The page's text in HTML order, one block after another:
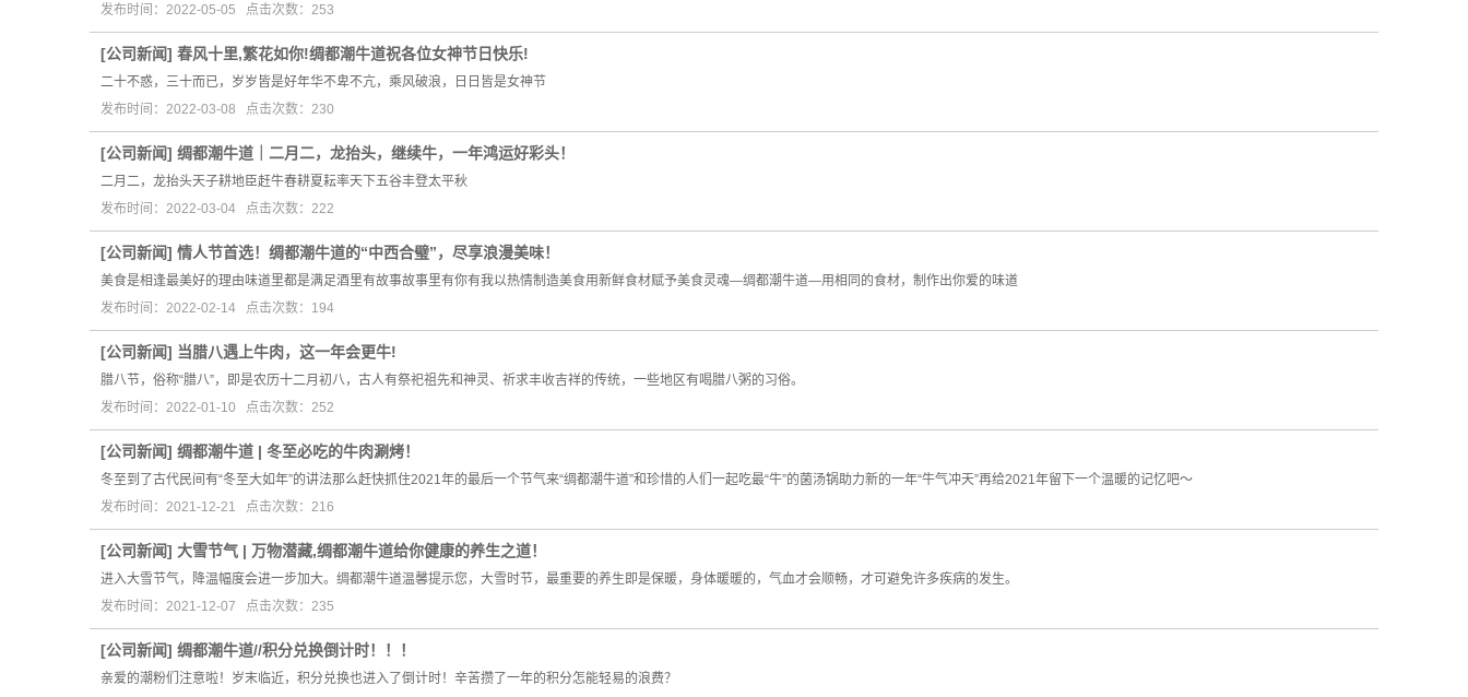
发布时间：2022-05-05 点击次数：253
[公司新闻] 春风十里,繁花如你!绸都潮牛道祝各位女神节日快乐!
二十不惑，三十而已，岁岁皆是好年华不卑不亢，乘风破浪，日日皆是女神节
发布时间：2022-03-08 点击次数：230
[公司新闻] 绸都潮牛道｜二月二，龙抬头，继续牛，一年鸿运好彩头！
二月二，龙抬头天子耕地臣赶牛春耕夏耘率天下五谷丰登太平秋
发布时间：2022-03-04 点击次数：222
[公司新闻] 情人节首选！绸都潮牛道的“中西合璧”，尽享浪漫美味！
美食是相逢最美好的理由味道里都是满足酒里有故事故事里有你有我以热情制造美食用新鲜食材赋予美食灵魂—绸都潮牛道—用相同的食材，制作出你爱的味道
发布时间：2022-02-14 点击次数：194
[公司新闻] 当腊八遇上牛肉，这一年会更牛!
腊八节，俗称“腊八”，即是农历十二月初八，古人有祭祀祖先和神灵、祈求丰收吉祥的传统，一些地区有喝腊八粥的习俗。
发布时间：2022-01-10 点击次数：252
[公司新闻] 绸都潮牛道 | 冬至必吃的牛肉涮烤！
冬至到了古代民间有“冬至大如年”的讲法那么赶快抓住2021年的最后一个节气来“绸都潮牛道”和珍惜的人们一起吃最“牛”的菌汤锅助力新的一年“牛气冲天”再给2021年留下一个温暖的记忆吧～
发布时间：2021-12-21 点击次数：216
[公司新闻] 大雪节气 | 万物潜藏,绸都潮牛道给你健康的养生之道！
进入大雪节气，降温幅度会进一步加大。绸都潮牛道温馨提示您，大雪时节，最重要的养生即是保暖，身体暖暖的，气血才会顺畅，才可避免许多疾病的发生。
发布时间：2021-12-07 点击次数：235
[公司新闻] 绸都潮牛道//积分兑换倒计时！！！
亲爱的潮粉们注意啦！岁末临近，积分兑换也进入了倒计时！辛苦攒了一年的积分怎能轻易的浪费？